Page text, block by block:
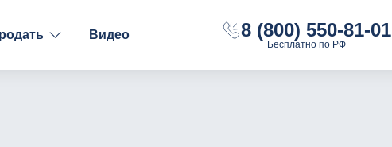
Видео 8 (800) 550-81-01
Бесплатно по РФ